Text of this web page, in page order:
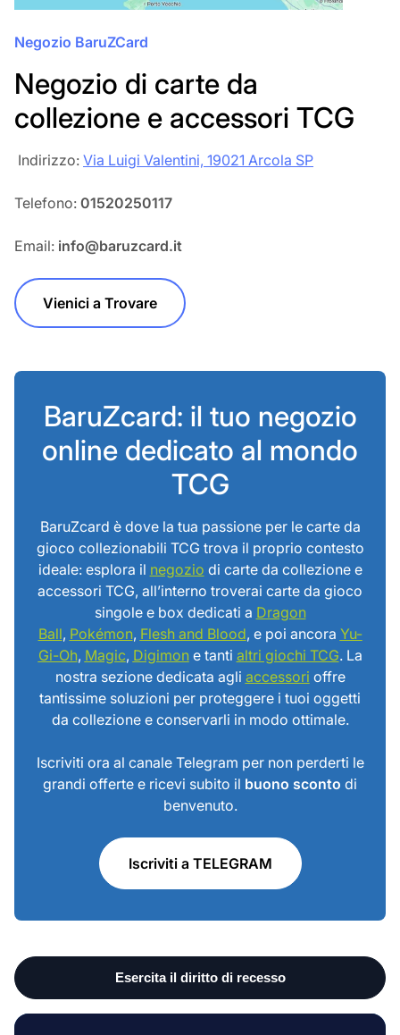
Negozio BaruZCard
Negozio di carte da
collezione e accessori TCG
‎‎ Indirizzo: Via Luigi Valentini, 19021 Arcola SP
Telefono: 01520250117
Email: info@baruzcard.it
Vienici a Trovare
BaruZcard: il tuo negozio
online dedicato al mondo
TCG
BaruZcard è dove la tua passione per le carte da
gioco collezionabili TCG trova il proprio contesto
ideale: esplora il negozio di carte da collezione e
accessori TCG, all’interno troverai carte da gioco
singole e box dedicati a Dragon
Ball, Pokémon, Flesh and Blood, e poi ancora Yu-
Gi-Oh, Magic, Digimone tanti altri giochi TCG. La
nostra sezione dedicata agli accessori offre
tantissime soluzioni per proteggere i tuoi oggetti
da collezione e conservarli in modo ottimale.
Iscriviti ora al canale Telegram per non perderti le
grandi offerte e ricevi subito il buono sconto di
benvenuto.
Iscriviti a TELEGRAM